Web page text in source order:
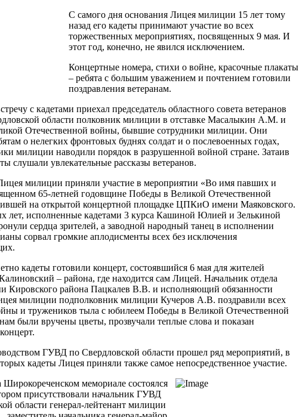
С самого дня основания Лицея милиции 15 лет тому
назад его кадеты принимают участие во всех
торжественных мероприятиях, посвященных 9 мая. И
этот год, конечно, не явился исключением.
Концертные номера, стихи о войне, красочные плакаты
– ребята с большим уважением и почтением готовили
поздравления ветеранам.
с кадетами приехал председатель областного совета ветеранов
области полковник милиции в отставке Масалыкин А.М. и
Отечественной войны, бывшие сотрудники милиции. Они
о нелегких фронтовых буднях солдат и о послевоенных годах,
милиции наводили порядок в разрушенной войной стране. Затаив
слушали увлекательные рассказы ветеранов.
милиции приняли участие в мероприятии «Во имя павших и
65-летней годовщине Победы в Великой Отечественной
на открытой концертной площадке ЦПКиО имени Маяковского.
лет, исполненные кадетами 3 курса Кашиной Юлией и Зелькиной
сердца зрителей, а заводной народный танец в исполнении
сорвал громкие аплодисменты всех без исключения
кадеты готовили концерт, состоявшийся 6 мая для жителей
– района, где находится сам Лицей. Начальник отдела
Кировского района Пацкалев В.В. и исполняющий обязанности
милиции подполковник милиции Кучеров А.В. поздравили всех
и тружеников тыла с юбилеем Победы в Великой Отечественной
были вручены цветы, прозвучали теплые слова и показан
ГУВД по Свердловской области прошел ряд мероприятий, в
кадеты Лицея приняли также самое непосредственное участие.
Широкореченском мемориале состоялся
присутствовали начальник ГУВД
области генерал-лейтенант милиции